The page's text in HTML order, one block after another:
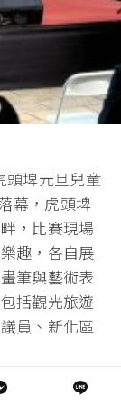
頭埤元旦兒童
幕，虎頭埤
，比賽現場
趣，各自展
筆與藝術表
括觀光旅遊
員、新化區
術領域人才